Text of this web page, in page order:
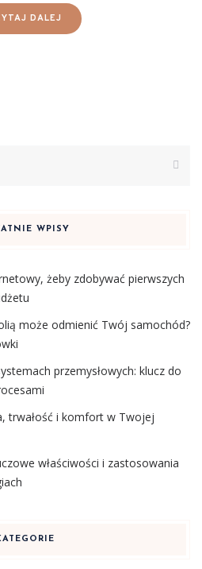
DALEJ
WPISY
żeby zdobywać pierwszych
może odmienić Twój samochód?
przemysłowych: klucz do
trwałość i komfort w Twojej
właściwości i zastosowania